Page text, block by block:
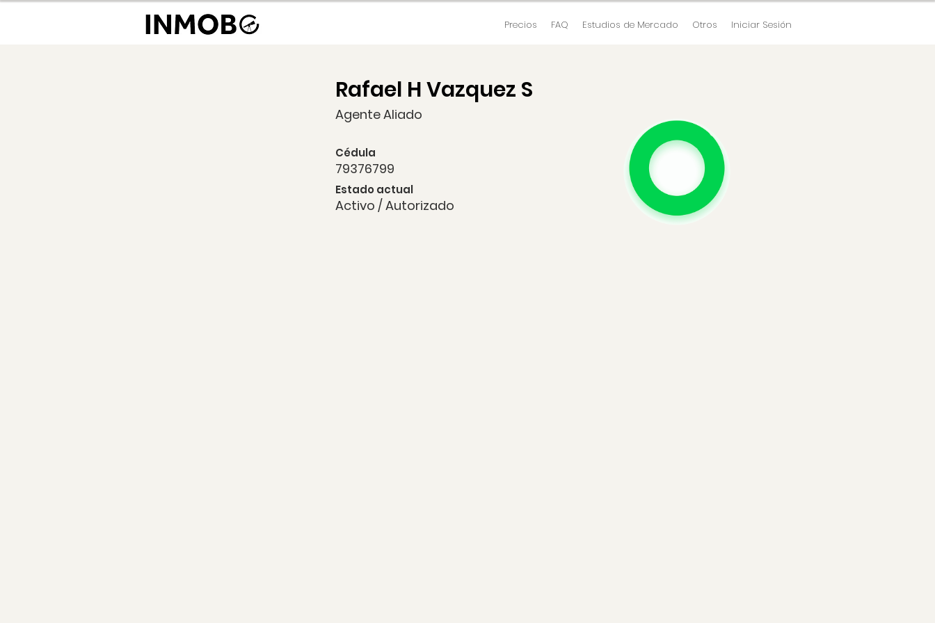
Precios FAQ Estudios de Mercado Otros Iniciar Sesión
Rafael H Vazquez S
Agente Aliado
79376799
Cédula
Estado actual
Activo / Autorizado